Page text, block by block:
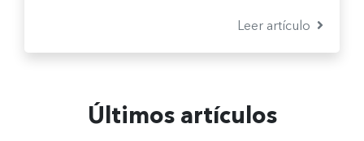
la forma y la alineación de tu sonrisa.Leer artículo
Últimos artículos